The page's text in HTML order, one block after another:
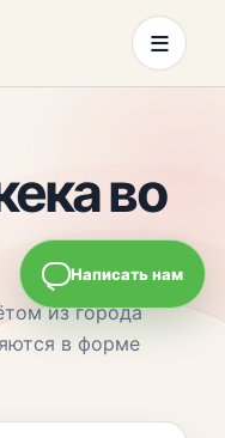
≡
во
из города
в форме
Написать нам